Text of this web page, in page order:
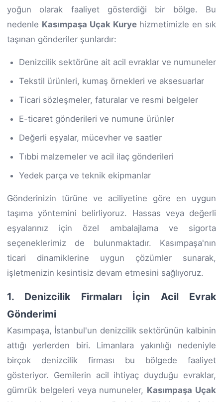
yoğun olarak faaliyet gösterdiği bir bölge. Bu
nedenle Kasımpaşa Uçak Kuryehizmetimizle en sık
taşınan gönderiler şunlardır:
Denizcilik sektörüne ait acil evraklar ve numuneler
Tekstil ürünleri, kumaş örnekleri ve aksesuarlar
Ticari sözleşmeler, faturalar ve resmi belgeler
E-ticaret gönderileri ve numune ürünler
Değerli eşyalar, mücevher ve saatler
Tıbbi malzemeler ve acil ilaç gönderileri
Yedek parça ve teknik ekipmanlar
Gönderinizin türüne ve aciliyetine göre en uygun
taşıma yöntemini belirliyoruz. Hassas veya değerli
eşyalarınız için özel ambalajlama ve sigorta
seçeneklerimiz de bulunmaktadır. Kasımpaşa'nın
ticari dinamiklerine uygun çözümler sunarak,
işletmenizin kesintisiz devam etmesini sağlıyoruz.
1. Denizcilik Firmaları İçin Acil Evrak
Gönderimi
Kasımpaşa, İstanbul'un denizcilik sektörünün kalbinin
attığı yerlerden biri. Limanlara yakınlığı nedeniyle
birçok denizcilik firması bu bölgede faaliyet
gösteriyor. Gemilerin acil ihtiyaç duyduğu evraklar,
gümrük belgeleri veya numuneler, Kasımpaşa Uçak